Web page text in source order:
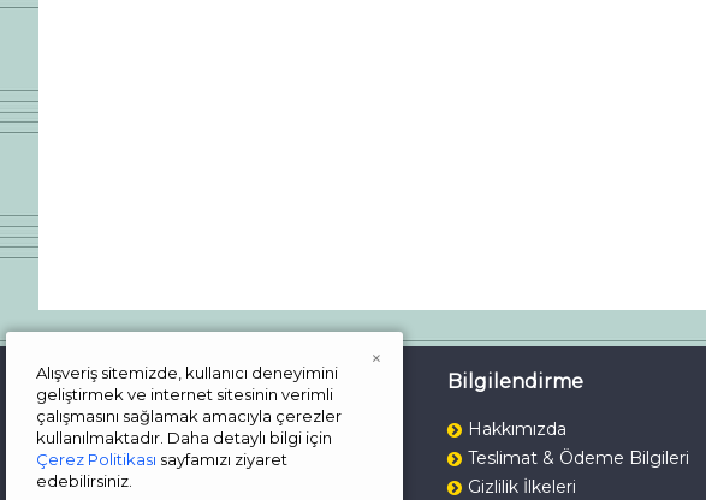
İletişim
Çalışma Günlerimiz
Pazartesi - Cuma
Bilgilendirme
Hakkımızda
Teslimat & Ödeme Bilgileri
Gizlilik İlkeleri
Alışveriş sitemizde, kullanıcı deneyimini
geliştirmek ve internet sitesinin verimli
çalışmasını sağlamak amacıyla çerezler
kullanılmaktadır. Daha detaylı bilgi için
Çerez Politikası sayfamızı ziyaret
edebilirsiniz.
×